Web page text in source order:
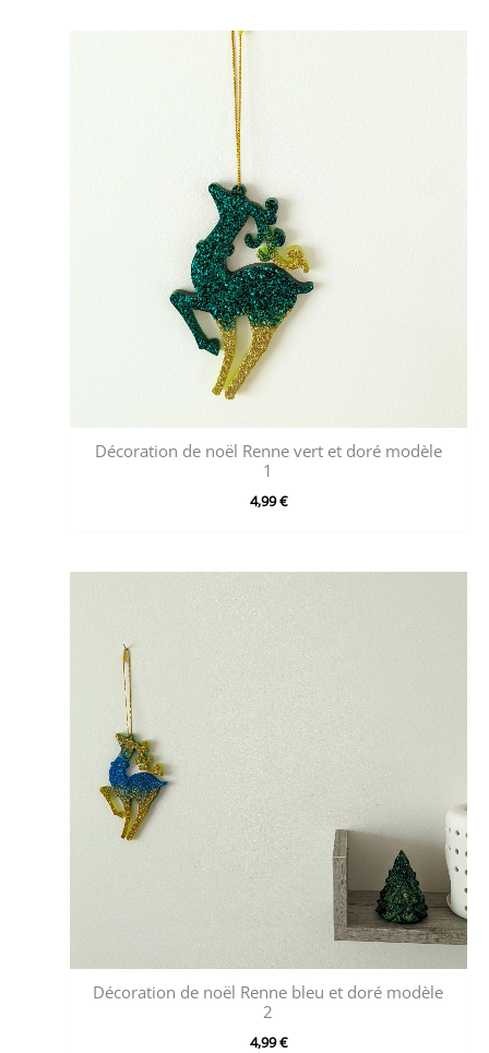
Décoration de noël Renne vert et doré modèle
1
4,99€
Décoration de noël Renne bleu et doré modèle
2
4,99€